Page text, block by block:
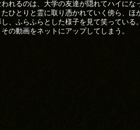
れるのは、大学の友達が隠れてハイにな
ひとりと霊に取り憑かれていく傍ら、ほ
、ふらふらとした様子を見て笑っている。
の動画をネットにアップしてしまう。